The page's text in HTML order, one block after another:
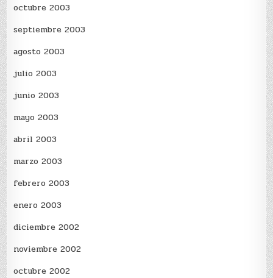
octubre 2003
septiembre 2003
agosto 2003
julio 2003
junio 2003
mayo 2003
abril 2003
marzo 2003
febrero 2003
enero 2003
diciembre 2002
noviembre 2002
octubre 2002